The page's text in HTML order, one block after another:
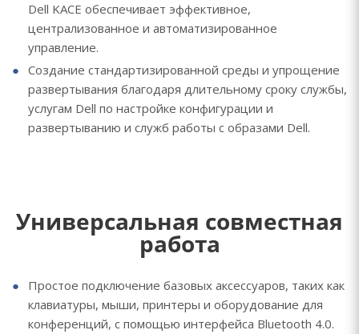
Dell KACE обеспечивает эффективное,
централизованное и автоматизированное
управление.
Создание стандартизированной среды и упрощение
развертывания благодаря длительному сроку службы,
услугам Dell по настройке конфигурации и
развертыванию и служб работы с образами Dell.
Универсальная совместная
работа
Простое подключение базовых аксессуаров, таких как
клавиатуры, мыши, принтеры и оборудование для
конференций, с помощью интерфейса Bluetooth 4.0.